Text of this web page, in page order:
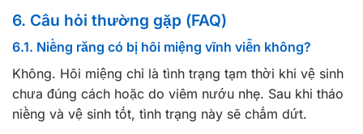
6. Câu hỏi thường gặp (FAQ)
6.1. Niềng răng có bị hôi miệng vĩnh viễn không?
Không. Hôi miệng chỉ là tình trạng tạm thời khi vệ sinh
chưa đúng cách hoặc do viêm nướu nhẹ. Sau khi tháo
niềng và vệ sinh tốt, tình trạng này sẽ chấm dứt.